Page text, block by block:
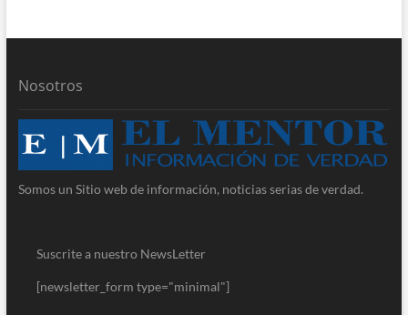
Nosotros
Somos un Sitio web de información, noticias serias de verdad.
Suscrite a nuestro NewsLetter
[newsletter_form type="minimal"]